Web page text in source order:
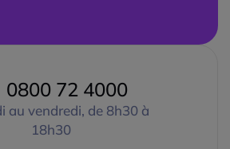
0800 72 4000
au vendredi, de 8h30 à
18h30